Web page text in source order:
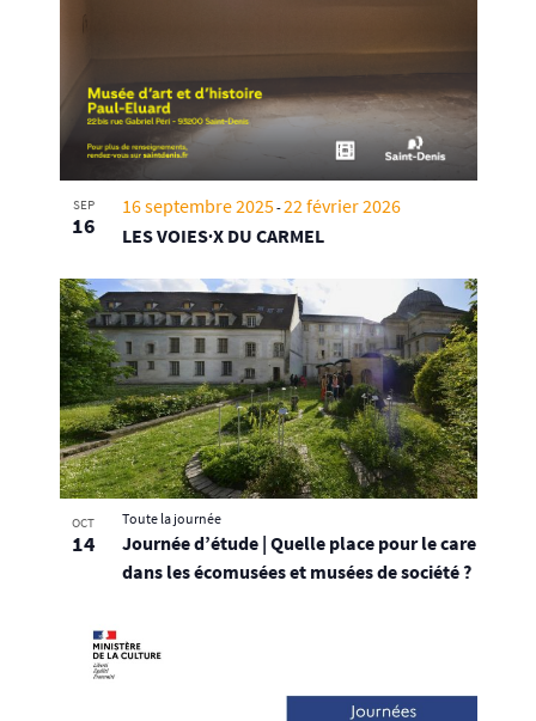
SEP
16 LES VOIES∙X DU CARMEL
16 septembre 2025-22 février 2026
OCT
14
Journée d’étude | Quelle place pour le care
dans les écomusées et musées de société ?
Toute la journée